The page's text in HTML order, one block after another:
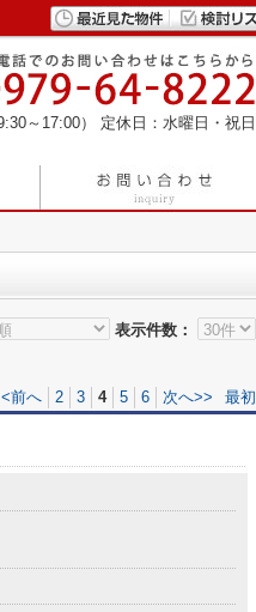
～17:00） 定休日：水曜日・祝日
表示件数：
前へ 2 3 4 5 6 次へ>> 最初